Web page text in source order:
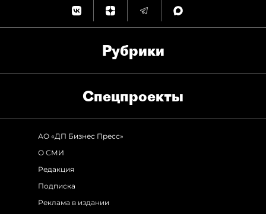
Рубрики
Спец­проекты
АО «ДП Бизнес Пресс»
О СМИ
Редакция
Подписка
Реклама в издании